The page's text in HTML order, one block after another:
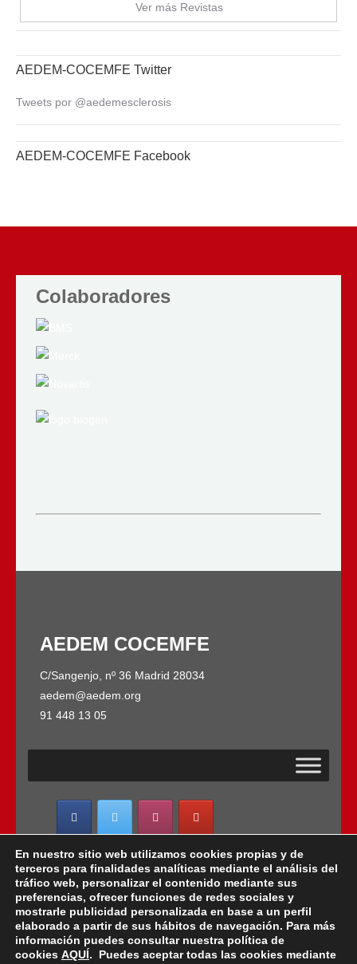
Ver más Revistas
AEDEM-COCEMFE Twitter
Tweets por @aedemesclerosis
AEDEM-COCEMFE Facebook
Colaboradores
AEDEM COCEMFE
C/Sangenjo, nº 36 Madrid 28034
aedem@aedem.org
91 448 13 05
AEDEM-COCEMFE es miembro de:
Copyright © 2022 · AEDEM-Asociación española de
EM · Todos los Derechos Reservados · C/ Sangenjo,
En nuestro sitio web utilizamos cookies propias y de
terceros para finalidades analíticas mediante el análisis del
tráfico web, personalizar el contenido mediante sus
preferencias, ofrecer funciones de redes sociales y
mostrarle publicidad personalizada en base a un perfil
elaborado a partir de sus hábitos de navegación. Para más
información puedes consultar nuestra política de
cookies AQUÍ. Puedes aceptar todas las cookies mediante